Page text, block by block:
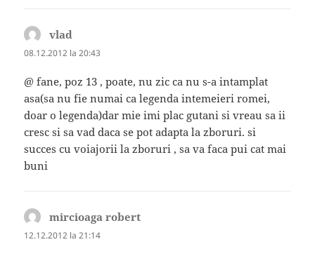
vlad
08.12.2012 la 20:43
@ fane, poz 13 , poate, nu zic ca nu s-a intamplat
asa(sa nu fie numai ca legenda intemeieri romei,
doar o legenda)dar mie imi plac gutani si vreau sa ii
cresc si sa vad daca se pot adapta la zboruri. si
succes cu voiajorii la zboruri , sa va faca pui cat mai
buni
mircioaga robert
12.12.2012 la 21:14